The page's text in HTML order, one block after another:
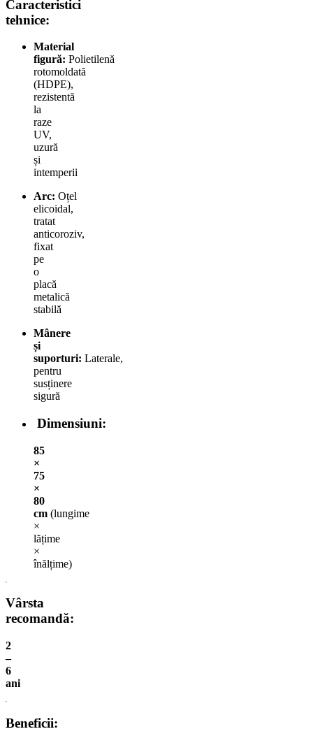
Caracteristici
tehnice:
Material
figură: Polietilenă
rotomoldată
(HDPE),
rezistentă
la
raze
UV,
uzură
și
intemperii
Arc: Oțel
elicoidal,
tratat
anticoroziv,
fixat
pe
o
placă
metalică
stabilă
Mânere
și
suporturi: Laterale,
pentru
susținere
sigură
Dimensiuni:
85
×
75
×
80
cm (lungime
×
lățime
×
înălțime)
Vârsta
recomandă:
2
–
6
ani
Beneficii: